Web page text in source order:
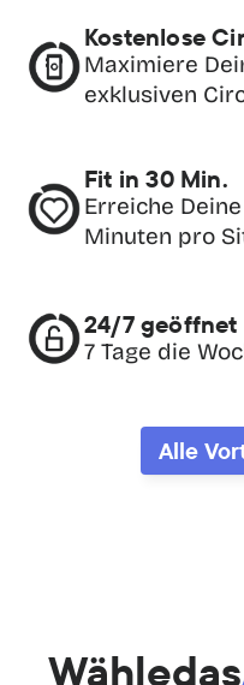
Kostenlose
Maximiere
exklusiven
Fit in 30 Min.
Erreiche
Minuten pro
24/7 geöffnet
7 Tage die
Alle
Wähledas